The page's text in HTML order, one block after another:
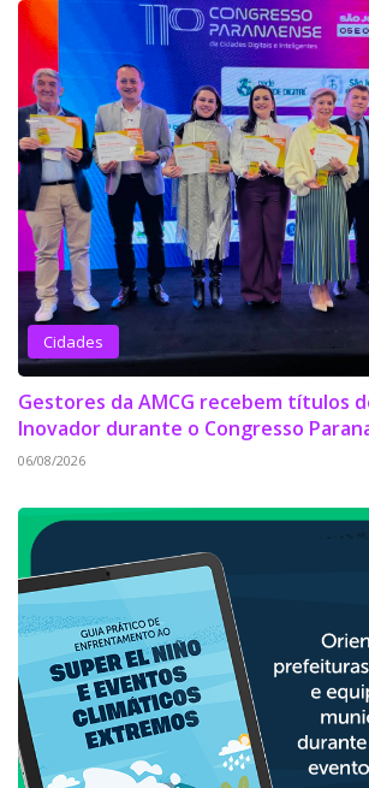
Cidades
Gestores da AMCG recebem títulos
Inovador durante o Congresso
06/08/2026